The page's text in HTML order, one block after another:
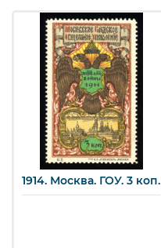
1914. Москва. ГОУ. 3 коп.